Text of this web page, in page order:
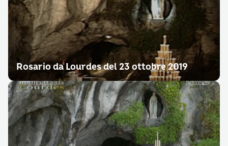
Rosario da Lourdes del 23 ottobre 2019